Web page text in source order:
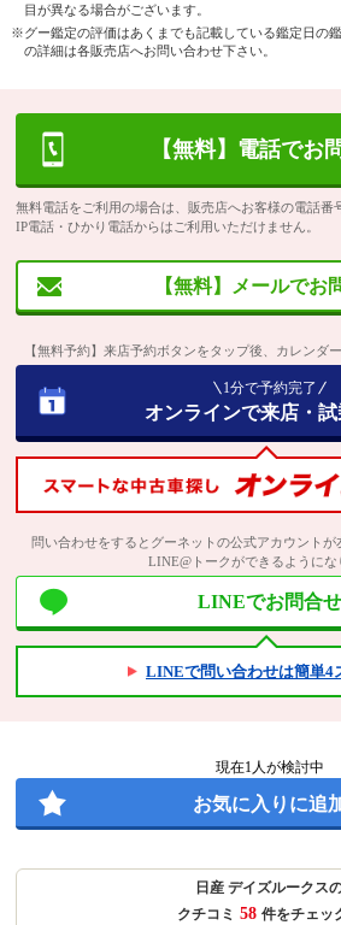
目が異なる場合がございます。
※グー鑑定の評価はあくまでも記載している鑑定日の
の詳細は各販売店へお問い合わせ下さい。
【無料】電話でお
無料電話をご利用の場合は、販売店へお客様の電話番
IP電話・ひかり電話からはご利用いただけません。
【無料】メールでお
【無料予約】来店予約ボタンをタップ後、カレンダ
1分で予約完了
オンラインで来店・
問い合わせをするとグーネットの公式アカウント
LINE@トークができるようにな
LINEでお問合せ
LINEで問い合わせは簡単4
現在1人が検討中
お気に入りに追
日産 デイズルークス
クチコミ 58 件をチェッ